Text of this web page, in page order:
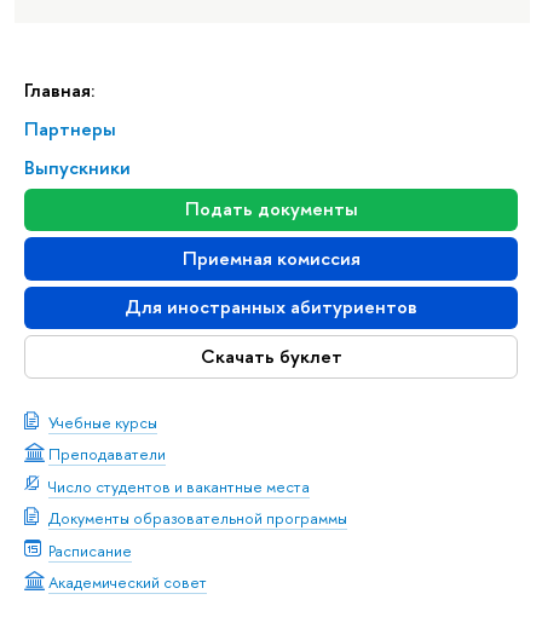
Главная:
Партнеры
Выпускники
Подать документы
Приемная комиссия
Для иностранных абитуриентов
Скачать буклет
Учебные курсы
Преподаватели
Число студентов и вакантные места
Документы образовательной программы
Расписание
Академический совет